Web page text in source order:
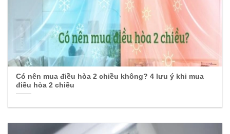
Có nên mua điều hòa 2 chiều không? 4 lưu ý khi mua
điều hòa 2 chiều